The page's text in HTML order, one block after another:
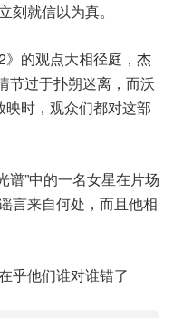
刻就信以为真。
的观点大相径庭，杰
节过于扑朔迷离，而沃
时，观众们都对这部
谱”中的一名女星在片场
言来自何处，而且他相
乎他们谁对谁错了